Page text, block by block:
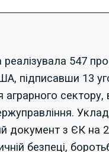
547
підписавши 13
аграрного
документ з ЄК
безпеці,